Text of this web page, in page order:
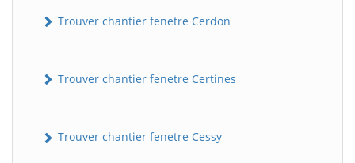
Trouver chantier fenetre Cerdon
Trouver chantier fenetre Certines
Trouver chantier fenetre Cessy